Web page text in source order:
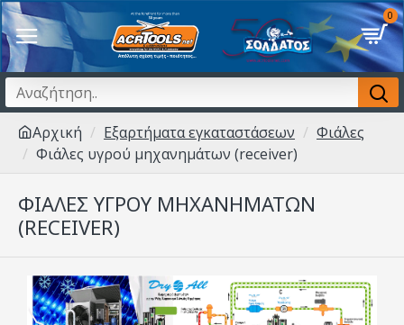
0
Αρχική Εξαρτήματα εγκαταστάσεων
Φιάλες
Φιάλες υγρού μηχανημάτων (receiver)
ΦΙΆΛΕΣ ΥΓΡΟΎ ΜΗΧΑΝΗΜΆΤΩΝ
(RECEIVER)